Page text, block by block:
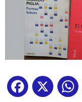
Facebook
X